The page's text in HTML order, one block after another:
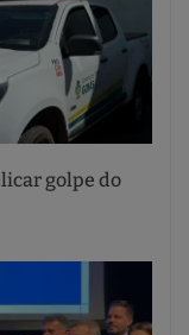
golpe do